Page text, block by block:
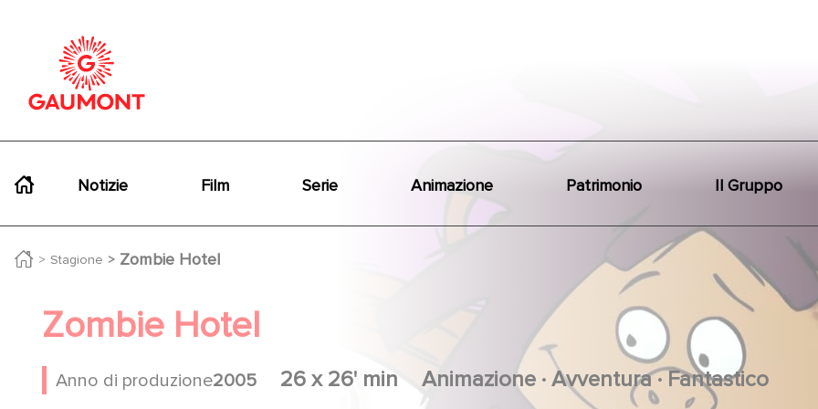
Notizie Film Serie Animazione Patrimonio Il Gruppo
Stagione Zombie Hotel
Zombie Hotel
Anno di produzione2005 26 x 26' min Animazione . Avventura.Fantastico